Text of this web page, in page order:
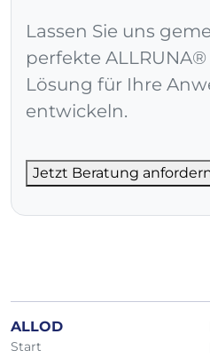
Lassen Sie uns
perfekte
Lösung für Ihre
entwickeln.
Jetzt Beratung
ALLOD
Start